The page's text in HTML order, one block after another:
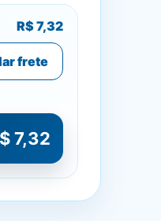
R$ 7,32
frete
7,32